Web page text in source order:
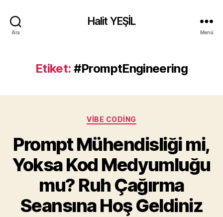
Ara
Halit YEŞİL
Menü
Etiket: #PromptEngineering
Kategoriler
VIBE CODING
Prompt Mühendisliği mi,
Yoksa Kod Medyumluğu
mu? Ruh Çağırma
Seansına Hoş Geldiniz